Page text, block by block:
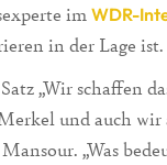
im WDR-
in der Lage ist.
„Wir schaffen
und auch
„Was